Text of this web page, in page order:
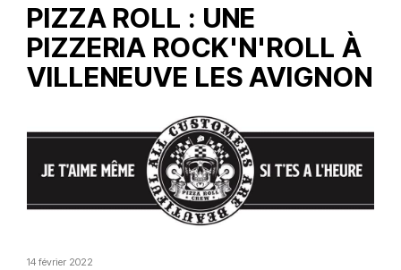
PIZZA ROLL : UNE
PIZZERIA ROCK'N'ROLL À
VILLENEUVE LES AVIGNON
14 février 2022